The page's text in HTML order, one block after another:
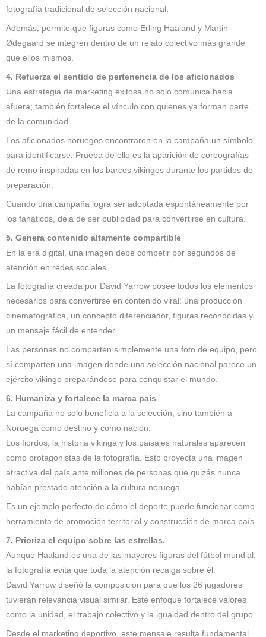
fotografía tradicional de selección nacional.
Además, permite que figuras como Erling Haaland y Martin
Ødegaard se integren dentro de un relato colectivo más grande
que ellos mismos.
4. Refuerza el sentido de pertenencia de los aficionados
Una estrategia de marketing exitosa no solo comunica hacia
afuera; también fortalece el vínculo con quienes ya forman parte
de la comunidad.
Los aficionados noruegos encontraron en la campaña un símbolo
para identificarse. Prueba de ello es la aparición de coreografías
de remo inspiradas en los barcos vikingos durante los partidos de
preparación.
Cuando una campaña logra ser adoptada espontáneamente por
los fanáticos, deja de ser publicidad para convertirse en cultura.
5. Genera contenido altamente compartible
En la era digital, una imagen debe competir por segundos de
atención en redes sociales.
La fotografía creada por David Yarrow posee todos los elementos
necesarios para convertirse en contenido viral: una producción
cinematográfica, un concepto diferenciador, figuras reconocidas y
un mensaje fácil de entender.
Las personas no comparten simplemente una foto de equipo, pero
sí comparten una imagen donde una selección nacional parece un
ejército vikingo preparándose para conquistar el mundo.
6. Humaniza y fortalece la marca país
La campaña no solo beneficia a la selección, sino también a
Noruega como destino y como nación.
Los fiordos, la historia vikinga y los paisajes naturales aparecen
como protagonistas de la fotografía. Esto proyecta una imagen
atractiva del país ante millones de personas que quizás nunca
habían prestado atención a la cultura noruega.
Es un ejemplo perfecto de cómo el deporte puede funcionar como
herramienta de promoción territorial y construcción de marca país.
7. Prioriza el equipo sobre las estrellas.
Aunque Haaland es una de las mayores figuras del fútbol mundial,
la fotografía evita que toda la atención recaiga sobre él.
David Yarrow diseñó la composición para que los 26 jugadores
tuvieran relevancia visual similar. Este enfoque fortalece valores
como la unidad, el trabajo colectivo y la igualdad dentro del grupo.
Desde el marketing deportivo, este mensaje resulta fundamental